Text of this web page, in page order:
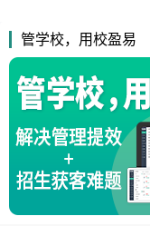
管学校，用校盈易